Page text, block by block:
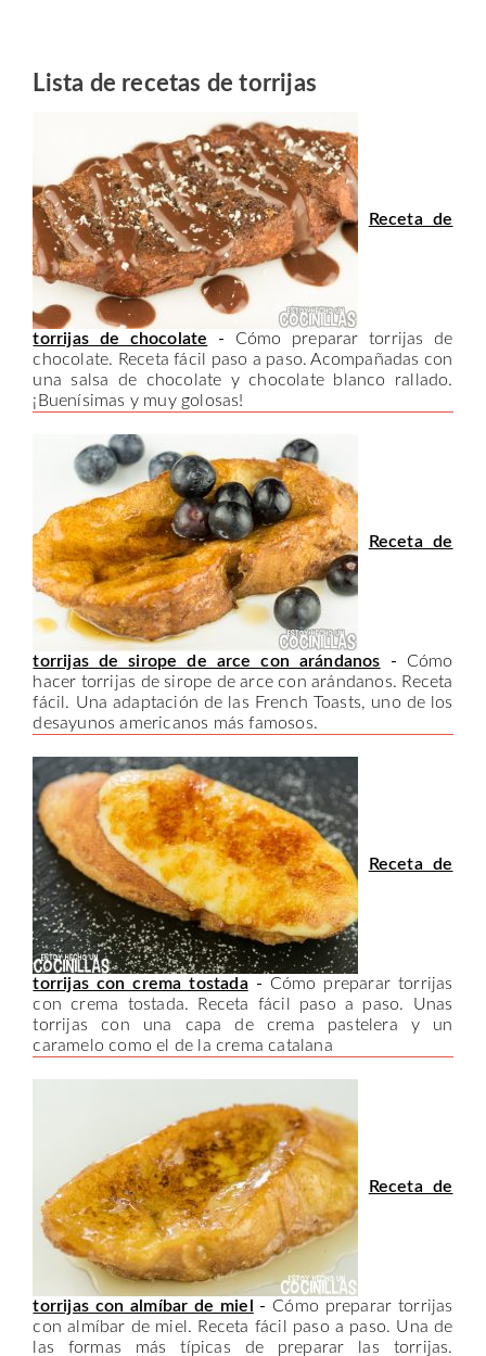
Lista de recetas de torrijas
Receta de
torrijas de chocolate -
Cómo preparar torrijas de
chocolate. Receta fácil paso a paso. Acompañadas con
una salsa de chocolate y chocolate blanco rallado.
¡Buenísimas y muy golosas!
Receta de
torrijas de sirope de arce con arándanos -
Cómo
hacer torrijas de sirope de arce con arándanos. Receta
fácil. Una adaptación de las French Toasts, uno de los
desayunos americanos más famosos.
Receta de
torrijas con crema tostada - Cómo preparar torrijas
con crema tostada. Receta fácil paso a paso. Unas
torrijas con una capa de crema pastelera y un
caramelo como el de la crema catalana
Receta de
torrijas con almíbar de miel - Cómo preparar torrijas
con almíbar de miel. Receta fácil paso a paso. Una de
las formas más típicas de preparar las torrijas.